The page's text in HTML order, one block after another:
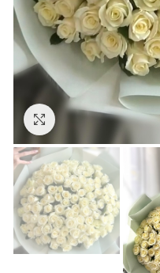
Click to enlarge